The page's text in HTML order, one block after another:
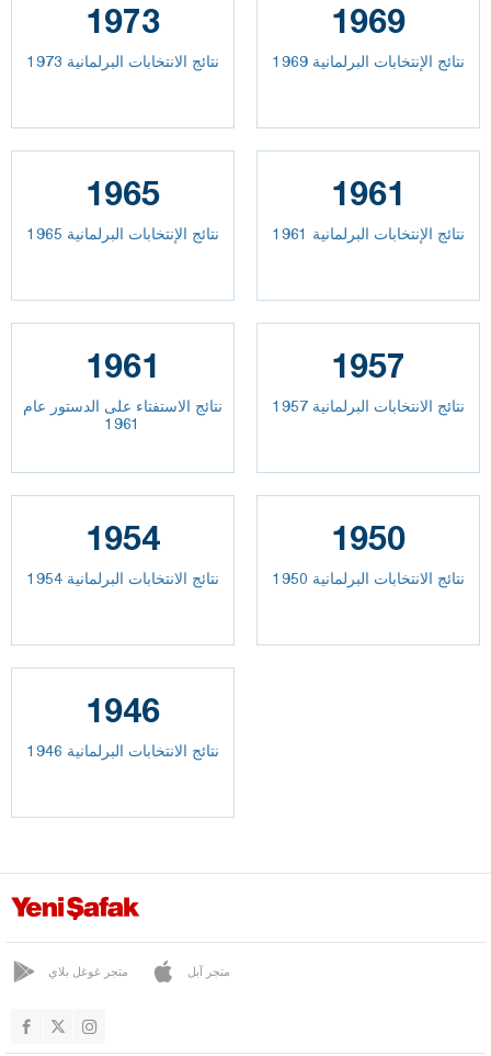
1973
نتائج الانتخابات البرلمانية 1973
1969
نتائج الإنتخابات البرلمانية 1969
1965
نتائج الإنتخابات البرلمانية 1965
1961
نتائج الإنتخابات البرلمانية 1961
1961
نتائج الاستفتاء على الدستور عام
1961
1957
نتائج الانتخابات البرلمانية 1957
1954
نتائج الانتخابات البرلمانية 1954
1950
نتائج الانتخابات البرلمانية 1950
1946
نتائج الانتخابات البرلمانية 1946
متجر غوغل بلاي متجر آبل